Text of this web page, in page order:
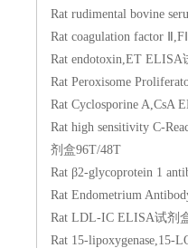
Rat rudimental bovine
Rat coagulation factor
Rat endotoxin,ET
Rat Peroxisome
Rat Cyclosporine
Rat high sensitivity C-
剂盒96T/48T
Rat β2-glycoprotein 1
Rat Endometrium
Rat LDL-IC ELISA试剂
Rat 15-